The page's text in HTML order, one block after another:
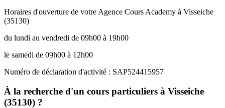
Horaires d'ouverture de votre Agence Cours Academy à Visseiche
(35130)
du lundi au vendredi de 09h00 à 19h00
le samedi de 09h00 à 12h00
Numéro de déclaration d'activité : SAP524415957
À la recherche d'un cours particuliers à Visseiche
(35130) ?